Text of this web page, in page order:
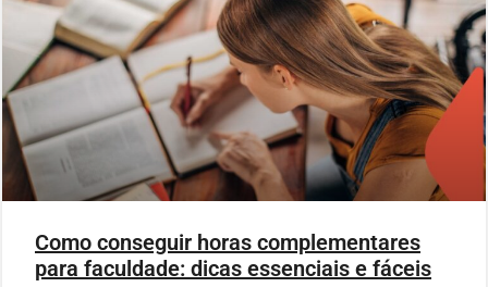
Como conseguir horas complementares
para faculdade: dicas essenciais e fáceis